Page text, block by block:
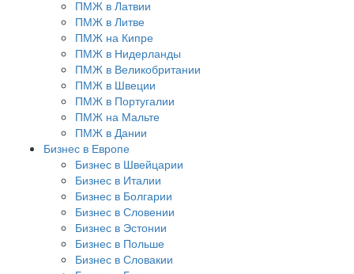
ПМЖ в Латвии
ПМЖ в Литве
ПМЖ на Кипре
ПМЖ в Нидерланды
ПМЖ в Великобритании
ПМЖ в Швеции
ПМЖ в Португалии
ПМЖ на Мальте
ПМЖ в Дании
Бизнес в Европе
Бизнес в Швейцарии
Бизнес в Италии
Бизнес в Болгарии
Бизнес в Словении
Бизнес в Эстонии
Бизнес в Польше
Бизнес в Словакии